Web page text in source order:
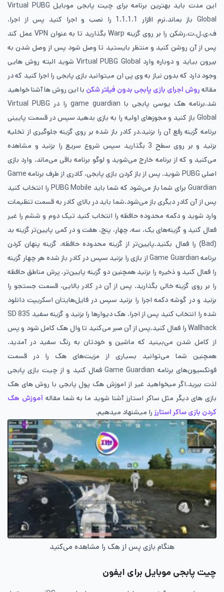
این مدت باید بهترین برنامه برای چیت پابجی موبایل Virtual PUBG
Global باز بماند.نرم افزار 1.1.1.1 را نصب و اجرا کنید پس از اجرا،
ف.ی.ل.ت.رشکن را بر روی گزینه Warp بگذارید تا به عنوان VPN عمل کند
پس از آن روشن کنید و منتظر بایستید تا وصل شود پس از وصل شدن به
بیرون بیاید و دوباره وارد Virtual PUBG Global شوید البته روش هایی
وجود دارد که بدون نیاز به وی پی ان میتوانید بازی پابجی را اجرا کنید که در
مقاله روش اجرای بازی پابجی بدون فیلتر شکن با این روش ها آشنا خواهید
شد.برنامه هک یوسی پابجی با game guardian را در Virtual PUBG
Global باز کنید و مجوزهای اولیه را به بازی بدهید سپس در قسمت پایینی
برنامه گزینه رفع آن را بزنید.در کادر باز شده بر روی گزینه جلوگیری از تخلیه
بزنید و بر روی سطح 3 بگذارید سپس شروع سریع را بزنید و مشاهده
می‌کنید و که از برنامه خارج می‌شوید و لوگو برنامه باقی می‌ماند. وارد بازی
اصلی PUBG شوید. پس از باز کردن بازی پابجی، کادری از طرف برنامه Game
Guardian برای شما باز می‌شود که شما باید PUBG Mobile را انتخاب کنید
پس از آن کادر دیگری باز می‌شود.شما باید در بالای کادر به قسمت تنظیمات
وارد شوید و دکمه محدوده حافظه را انتخاب کنید تیک دوم و ششم را غیر
فعال کنید و گزینه‌های یک، سه، چهار، پنج، هفت و در کمی پایین‌تر گزینه بد
(Bad) را فعال بکنید.پایین‌تر از گزینه محدوده حافظه، گزینه پنهان کردن
برنامه Game Guardian از بازی را بزنید سپس در کادر باز شده هر چهار گزینه
را فعال کنید و ذخیره را بزنید همچنین دو گزینه پایین‌تر، پرش مناطق حافظه
را بر روی گزینه خالی بگذارید. پس از آن در کادر بالایی، قسمت جستجو را
بزنید و در گوشه دکمه اجرا را بزنید سپس در فایل‌هایتان اسکریپت دانلود
شده را انتخاب کنید پس از اجرا، هک دیوارها را بزنید و گزینه سفید SD 835
Wallhack را فعال کنید.پس از آن صبر می‌کنید تا وال هک کامل شود و پس
از کامل شدن می‌بینید که ماشین و خودتان به رنگ سفید در آمدید.
همچنین شما می‌توانید بسیاری از مزیت‌های هک را در قسمت
فونکسیون‌های برنامه Game Guardian فعال کنید و از چیت بازی پابجی
لذت ببرید.اگر میخواهید غیر از اموزش هک پول پابجی با روش های هک
بازی های دیگر مثل ساکر استارز آشنا شوید ما به شما مقالهآموزش هک
کردن بازی ساکر استارز را میشنهاد میدهیم.
هنگام بازی پس از هک را مشاهده می‌کنید
چیت پابجی موبایل برای ایفون